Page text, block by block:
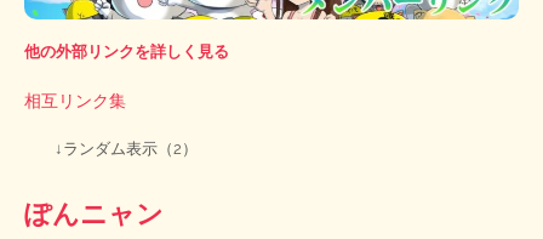
他の外部リンクを詳しく見る
相互リンク集
↓ランダム表示（2）
ぽんニャン